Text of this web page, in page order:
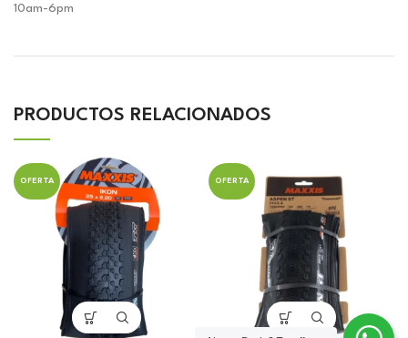
10am-6pm
PRODUCTOS RELACIONADOS
OFERTA OFERTA